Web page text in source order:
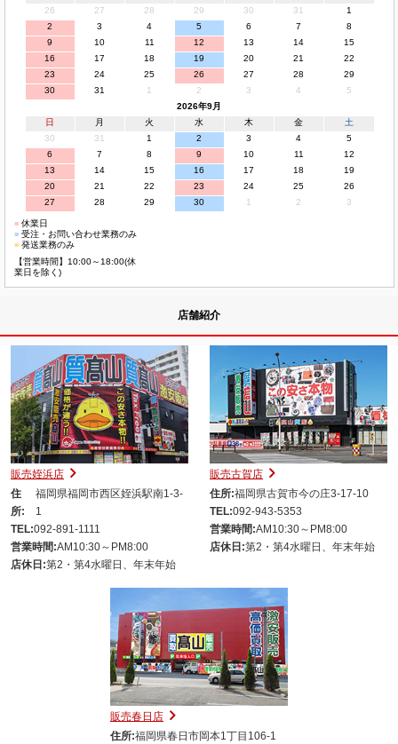
26
27 28 29 30 31
1
2
3 4 5 6 7
8
9
10 11 12 13 14
15
16
17 18 19 20 21
22
23
24 25 26 27 28
29
30
31 1 2 3 4
5
2026年9月
日
月 火 水 木 金
土
30
31 1 2 3 4
5
6
7 8 9 10 11
12
13
14 15 16 17 18
19
20
21 22 23 24 25
26
27
28 29 30 1 2 3
■休業日
■受注・お問い合わせ業務のみ
■発送業務のみ
【営業時間】10:00～18:00(休
業日を除く)
店舗紹介
販売姪浜店
住
所:
福岡県福岡市西区姪浜駅南1-3-
1
TEL:092-891-1111
営業時間:AM10:30～PM8:00
店休日:第2・第4水曜日、年末年始
販売古賀店
住所:福岡県古賀市今の庄3-17-10
TEL:092-943-5353
営業時間:AM10:30～PM8:00
店休日:第2・第4水曜日、年末年始
販売春日店
住所:福岡県春日市岡本1丁目106-1